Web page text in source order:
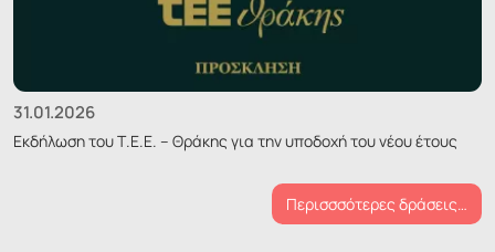
31.01.2026
Εκδήλωση του Τ.Ε.Ε. – Θράκης για την υποδοχή του νέου έτους
Περισσσότερες δράσεις…